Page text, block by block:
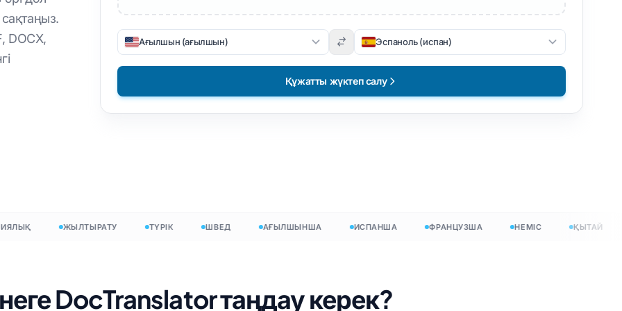
саны
PNG файлын PDF
форматына
DOCX – TXT
Тегін бастаңыз
Итальян
Филиппин
Фин
DOCX,
Ағылшын (ағылшын) Эспаноль (испан)
Құжатты жүктеп салу
ЖЫЛТЫРАТУ ТҮРІК ШВЕД АҒЫЛШЫНША ИСПАНША ФРАНЦУЗША НЕМІС ҚЫТАЙ
DocTranslator таңдау керек?